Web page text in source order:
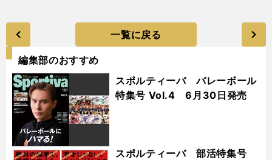
一覧に戻る
編集部のおすすめ
スポルティーバ バレーボール
特集号 Vol.4 6月30日発売
スポルティーバ 部活特集号